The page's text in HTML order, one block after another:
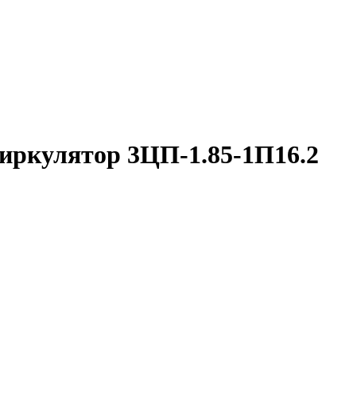
3ЦП-1.85-1П16.2